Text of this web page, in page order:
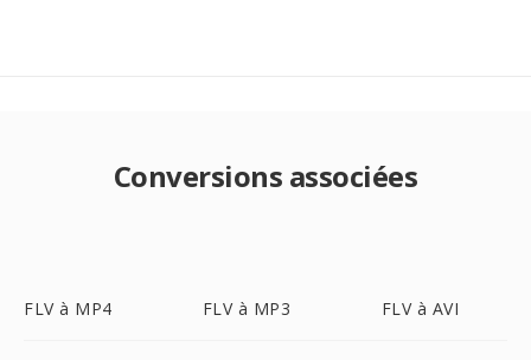
Conversions associées
FLV à MP4 FLV à MP3 FLV à AVI